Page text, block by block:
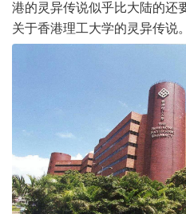
港的灵异传说似乎比大陆的还
关于香港理工大学的灵异传说。